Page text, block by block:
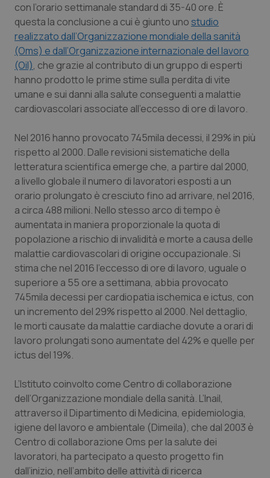
Campania
Emilia-Romagna
Friuli Venezia Giulia
Lazio
Liguria
Lombardia
Marche
Molise
Piemonte
Provincia Autonoma di Bolzano
Provincia Autonoma di Trento
Sardegna
Sicilia
Toscana
Car-T
Colesterolo & coronaropatie
Dermatite Atopica
Diabete & glucometri
Disturbi dell’umore
Dolore
Donna & Salute
Epatiti
HIV
Infezioni & Febbre
Ipertensione & Scompenso
Malattia di Crohn & Rettocolite Ulcerosa
Neuroscienze & patologie neurodegenerative
Obesità
con l’orario settimanale standard di 35-40 ore. È
questa la conclusione a cui è giunto unostudio
realizzato dall’Organizzazione mondiale della sanità
(Oms) e dall’Organizzazione internazionale del lavoro
(Oil), che grazie al contributo di un gruppo di esperti
hanno prodotto le prime stime sulla perdita di vite
umane e sui danni alla salute conseguenti a malattie
cardiovascolari associate all’eccesso di ore di lavoro.
Nel 2016 hanno provocato 745mila decessi, il 29% in più
rispetto al 2000. Dalle revisioni sistematiche della
letteratura scientifica emerge che, a partire dal 2000,
a livello globale il numero di lavoratori esposti a un
orario prolungato è cresciuto fino ad arrivare, nel 2016,
a circa 488 milioni. Nello stesso arco di tempo è
aumentata in maniera proporzionale la quota di
popolazione a rischio di invalidità e morte a causa delle
malattie cardiovascolari di origine occupazionale. Si
stima che nel 2016 l’eccesso di ore di lavoro, uguale o
superiore a 55 ore a settimana, abbia provocato
745mila decessi per cardiopatia ischemica e ictus, con
un incremento del 29% rispetto al 2000. Nel dettaglio,
le morti causate da malattie cardiache dovute a orari di
lavoro prolungati sono aumentate del 42% e quelle per
ictus del 19%.
L’Istituto coinvolto come Centro di collaborazione
dell’Organizzazione mondiale della sanità. L’Inail,
attraverso il Dipartimento di Medicina, epidemiologia,
igiene del lavoro e ambientale (Dimeila), che dal 2003 è
Centro di collaborazione Oms per la salute dei
lavoratori, ha partecipato a questo progetto fin
dall’inizio, nell’ambito delle attività di ricerca